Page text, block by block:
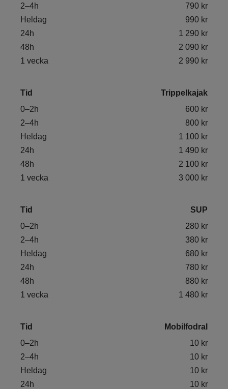
2–4h
790 kr
Heldag
990 kr
24h
1 290 kr
48h
2 090 kr
1 vecka
2 990 kr
Tid
Trippelkajak
0–2h
600 kr
2–4h
800 kr
Heldag
1 100 kr
24h
1 490 kr
48h
2 100 kr
1 vecka
3 000 kr
Tid
SUP
0–2h
280 kr
2–4h
380 kr
Heldag
680 kr
24h
780 kr
48h
880 kr
1 vecka
1 480 kr
Tid
Mobilfodral
0–2h
10 kr
2–4h
10 kr
Heldag
10 kr
24h
10 kr